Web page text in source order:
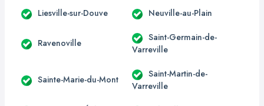
Liesville-sur-Douve Neuville-au-Plain
Ravenoville
Saint-Germain-de-
Varreville
Sainte-Marie-du-Mont
Saint-Martin-de-
Varreville